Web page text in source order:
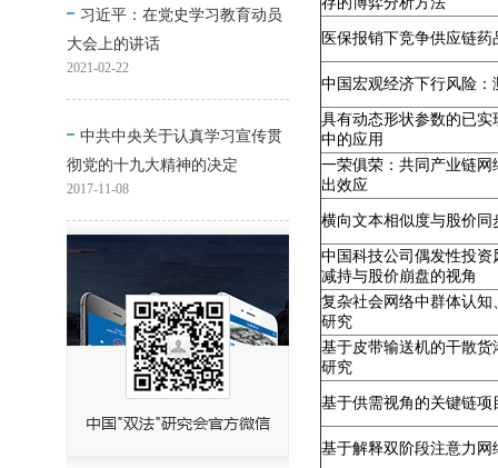
习近平：在党史学习教育动员
大会上的讲话
2021-02-22
中共中央关于认真学习宣传贯
彻党的十九大精神的决定
2017-11-08
医保报销下竞争供应链
中国宏观经济下行风险
具有动态形状参数的已实
中的应用
一荣俱荣：共同产业链
出效应
横向文本相似度与股价同
中国科技公司偶发性投
减持与股价崩盘的视角
复杂社会网络中群体认
研究
基于皮带输送机的干散
研究
基于供需视角的关键链
基于解释双阶段注意力